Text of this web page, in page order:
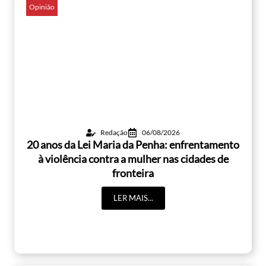
Opinião
Redação 06/08/2026
20 anos da Lei Maria da Penha: enfrentamento
à violência contra a mulher nas cidades de
fronteira
LER MAIS...